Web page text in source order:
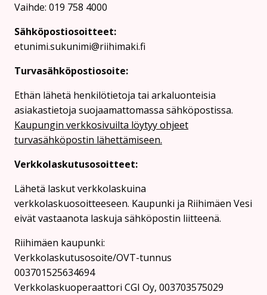
Vaihde: 019 758 4000
Sähköpostiosoitteet:
etunimi.sukunimi@riihimaki.fi
Turvasähköpostiosoite:
Ethän lähetä henkilötietoja tai arkaluonteisia
asiakastietoja suojaamattomassa sähköpostissa.
Kaupungin verkkosivuilta löytyy ohjeet
turvasähköpostin lähettämiseen.
Verkkolaskutusosoitteet:
Lähetä laskut verkkolaskuina
verkkolaskuosoitteeseen. Kaupunki ja Riihimäen Vesi
eivät vastaanota laskuja sähköpostin liitteenä.
Riihimäen kaupunki:
Verkkolaskutusosoite/OVT-tunnus
003701525634694
Verkkolaskuoperaattori CGI Oy, 003703575029